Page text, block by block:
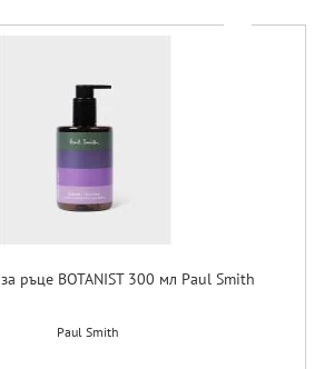
ръце BOTANIST 300 мл Paul Smith
Paul Smith